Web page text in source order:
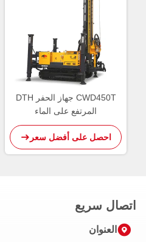
CWD450T جهاز الحفر DTH
المرتفع على الماء
احصل على أفضل سعر
اتصال سريع
العنوان